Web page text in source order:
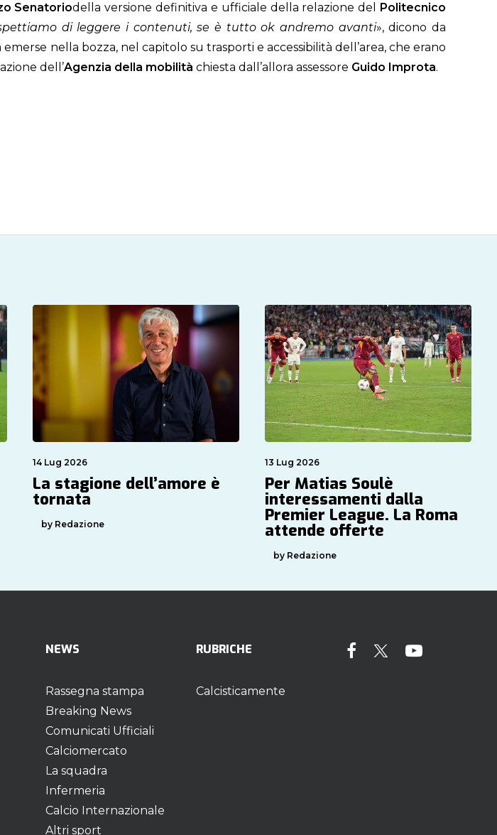
Senatoriodella versione definitiva e ufficiale della relazione del Politecnico
di leggere i contenuti, se è tutto ok andremo avanti», dicono da
nella bozza, nel capitolo su trasporti e accessibilità dell’area, che erano
dell’Agenzia della mobilità chiesta dall’allora assessore Guido Improta.
14 Lug 2026
La stagione dell’amore è
tornata
by Redazione
13 Lug 2026
Per Matias Soulè
interessamenti dalla
Premier League. La Roma
attende offerte
by Redazione
NEWS
Rassegna stampa
Breaking News
Comunicati Ufficiali
Calciomercato
La squadra
Infermeria
Calcio Internazionale
Altri sport
RUBRICHE
Calcisticamente